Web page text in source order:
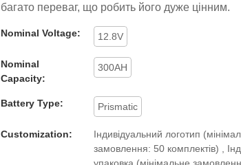
багато переваг, що робить його дуже цінним.
Nominal Voltage: 12.8V
Nominal
Capacity:
300AH
Battery Type: Prismatic
Customization:
Індивідуальний логотип
замовлення: 50 комплектів) ,